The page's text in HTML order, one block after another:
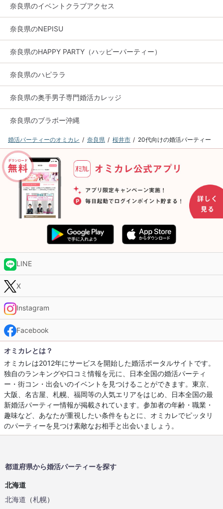
奈良県のイベントクラブアクセス
奈良県のNEPISU
奈良県のHAPPY PARTY（ハッピーパーティー）
奈良県のハピララ
奈良県の奥手男子専門婚活カレッジ
奈良県のブラボー沖縄
婚活パーティーのオミカレ 奈良県 桜井市 20代向けの婚活パーティー
LINE
X
Instagram
Facebook
オミカレとは？
オミカレは2012年にサービスを開始した婚活ポータルサイトです。
独自のランキングや口コミ情報を元に、日本全国の婚活パーティ
ー・街コン・出会いのイベントを見つけることができます。東京、
大阪、名古屋、札幌、福岡等の人気エリアをはじめ、日本全国の最
新婚活パーティー情報が掲載されています。参加者の年齢・職業・
趣味など、あなたが重視したい条件をもとに、オミカレでピッタリ
のパーティーを見つけ素敵なお相手と出会いましょう。
都道府県から婚活パーティーを探す
北海道
北海道 （札幌）